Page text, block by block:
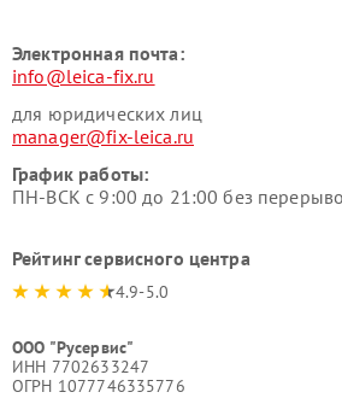
Электронная почта:
info@leica-fix.ru
для юридических лиц
manager@fix-leica.ru
График работы:
ПН-ВСК с 9:00 до 21:00 без
Рейтинг сервисного центра
4.9-5.0
ООО "Русервис"
ИНН 7702633247
ОГРН 1077746335776